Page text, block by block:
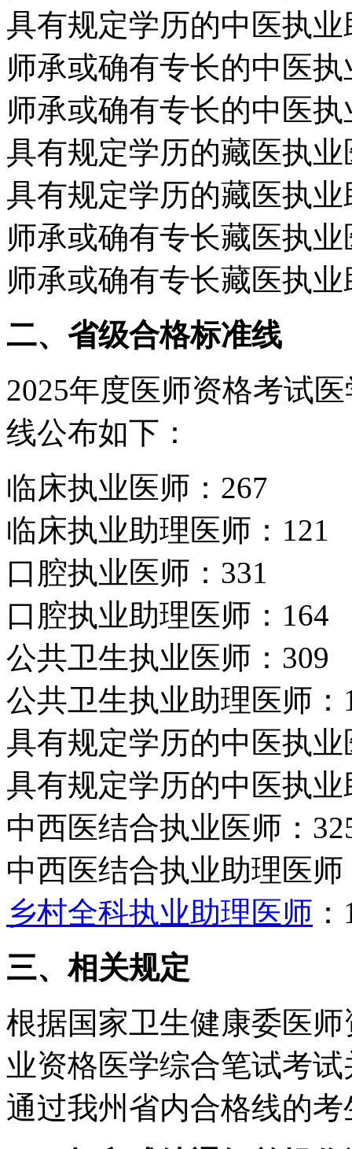
具有规定学历的中医执
师承或确有专长的中医
师承或确有专长的中医
具有规定学历的藏医执业
具有规定学历的藏医执
师承或确有专长藏医执业
师承或确有专长藏医执
二、省级合格标准线
2025年度医师资格考试
线公布如下：
临床执业医师：267
临床执业助理医师：121
口腔执业医师：331
口腔执业助理医师：164
公共卫生执业医师：309
公共卫生执业助理医师
具有规定学历的中医执
具有规定学历的中医执
中西医结合执业医师：
中西医结合执业助理医
乡村全科执业助理医师
三、相关规定
根据国家卫生健康委医
业资格医学综合笔试考
通过我州省内合格线的